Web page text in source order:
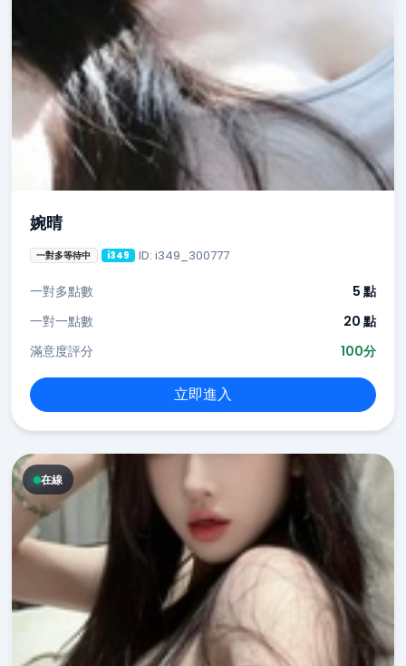
婉晴
一對多等待中 i349 ID: i349_300777
一對多點數
5 點
一對一點數
20 點
滿意度評分
100分
立即進入
在線